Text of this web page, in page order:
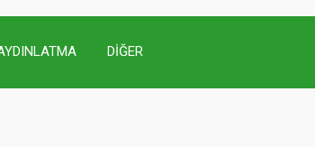
DİĞER